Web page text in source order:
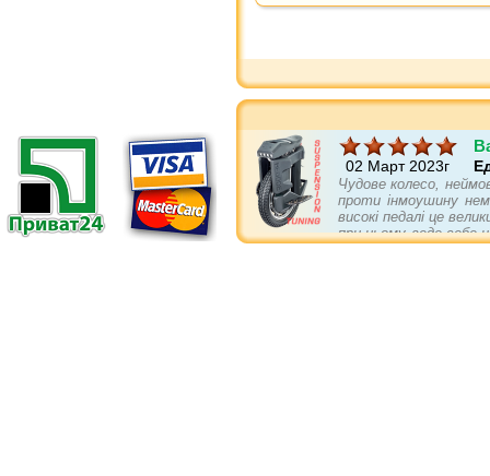
02 Март 2023г
Чудове колесо,
проти інмоушину
високі педалі це
при цьому веде себе